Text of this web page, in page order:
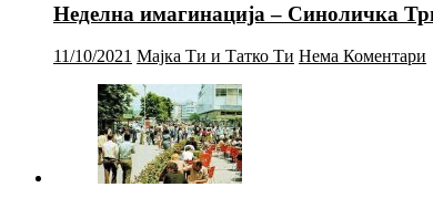
Неделна имагинација – Синоличка
11/10/2021 Мајка Ти и Татко Ти Нема Коментари